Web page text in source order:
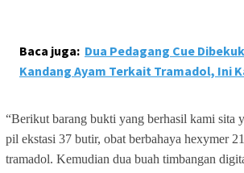
Baca juga: Dua Pedagang Cue
Kandang Ayam Terkait Tramadol, Ini
“Berikut barang bukti yang berhasil kami sita
pil ekstasi 37 butir, obat berbahaya hexymer
tramadol. Kemudian dua buah timbangan